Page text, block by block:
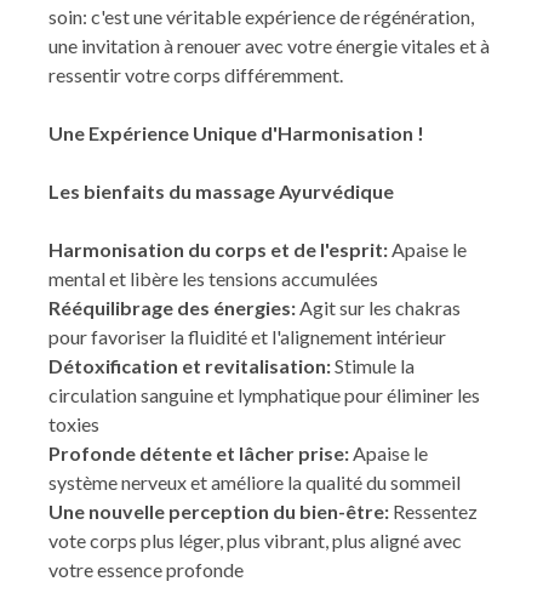
soin: c'est une véritable expérience de régénération,
une invitation à renouer avec votre énergie vitales et à
ressentir votre corps différemment.
Une Expérience Unique d'Harmonisation !
Les bienfaits du massage Ayurvédique
Harmonisation du corps et de l'esprit:Apaise le
mental et libère les tensions accumulées
Rééquilibrage des énergies:Agit sur les chakras
pour favoriser la fluidité et l'alignement intérieur
Détoxification et revitalisation:Stimule la
circulation sanguine et lymphatique pour éliminer les
toxies
Profonde détente et lâcher prise:Apaise le
système nerveux et améliore la qualité du sommeil
Une nouvelle perception du bien-être: Ressentez
vote corps plus léger, plus vibrant, plus aligné avec
votre essence profonde